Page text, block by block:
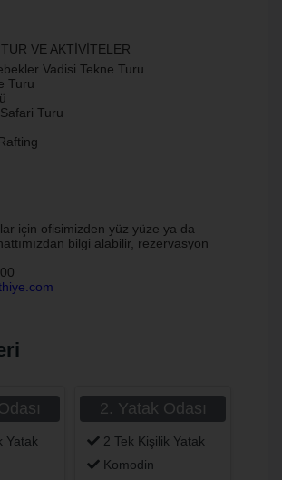
VE AKTİVİTELER
Vadisi Tekne Turu
Turu
Turu
için ofisimizden yüz yüze ya da
bilgi alabilir, rezervasyon
Yatak
2. Yatak Odası
2 Tek Kişilik Yatak
Komodin